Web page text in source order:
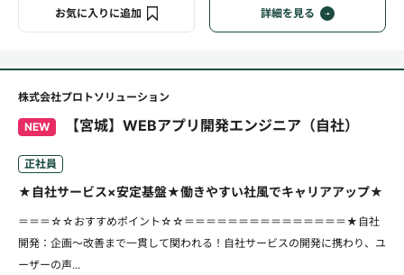
お気に入りに追加 詳細を見る
株式会社プロトソリューション
NEW 【宮城】WEBアプリ開発エンジニア（自社）
正社員
★自社サービス×安定基盤★働きやすい社風でキャリアアップ★
＝＝＝☆☆おすすめポイント☆☆＝＝＝＝＝＝＝＝＝＝＝＝＝＝＝★自社
開発：企画～改善まで一貫して関われる！自社サービスの開発に携わり、ユ
ーザーの声...